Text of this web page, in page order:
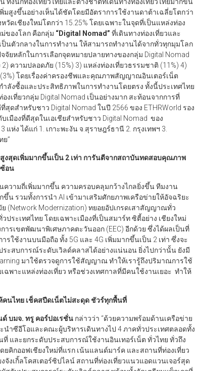
สูงขึ้นอย่างเห็นได้ชัดโดยมีอัตราการใช้งานดาต้าเฉลี่ยโตกว่า
วัดเชียงใหม่โตกว่า 15.25% โดยเฉพาะในจุดที่เป็นแหล่งท่อง
ของโลก คือกลุ่ม “Digital Nomad” ที่เดินทางท่องเที่ยวและ
นตัวกลางในการทำงาน ให้สามารถทำงานได้จากทั่วทุกมุมโลก
ยหลักในการเลือกจุดหมายปลายทางของกลุ่ม Digital Nomad
ความปลอดภัย (15%) 3) แหล่งท่องเที่ยวธรรมชาติ (11%) 4)
โดยเรื่องค่าครองชีพและคุณภาพสัญญาณอินเตอร์เน็ต
ลังซื้อและประสิทธิภาพในการทำงานโดยตรง ทั้งนี้ประเทศไทย
เที่ยวกลุ่ม Digital Nomad เป็นอย่างมาก สะท้อนจากการที่
สำหรับชาว Digital Nomad ในปี 2566 ของ ETHRWorld รอง
มืองที่ดีสุดในเอเชียสำหรับชาว Digital Nomad ของ
ห่ง ได้แก่ 1. เกาะพะงัน จ.สุราษฎร์ธานี 2. กรุงเทพฯ 3.
”
งสุดเพิ่มมากขึ้นเป็น 2 เท่า การันตีจากสถาบันทดสอบคุณภาพ
อน
วามถี่เพิ่มมากขึ้น ความครอบคลุมกว้างไกลยิ่งขึ้น ทีมงาน
รวมทั้งการนำ AI เข้ามาเสริมศักยภาพเครือข่ายให้อัจฉริยะ
(Network Modernization) ทยอยอัปเกรดเสาสัญญาณทั่ว
ระเทศไทย โดยเฉพาะเมืองที่เป็นสมาร์ท ซิตี้อย่าง เชียงใหม่
รเขตพัฒนาพิเศษภาคตะวันออก (EEC) อีกด้วย ซึ่งได้ผลเป็นที่
ช้งานบนมือถือ ทั้ง 5G และ 4G เพิ่มมากขึ้นเป็น 2 เท่า ซึ่งจะ
ระสบการณ์ระดับเวิลด์คลาสได้อย่างแน่นอน ยิ่งไปกว่านั้น ยังมี
มาใช้ตรวจดูการใช้สัญญาณ ทำให้เรารู้ถึงปริมาณการใช้
พาะแหล่งท่องเที่ยว หรือช่วงเทศกาลที่มีคนใช้งานเยอะ ทำให้
นไทย เช็คสปีดเน็ตไม่สะดุด ชัวร์ทุกพื้นที่
บมจ. ทรู คอร์ปอเรชั่น กล่าวว่า “ด้วยความพร้อมด้านเครือข่าย
นำซีอีโอและคณะผู้บริหารเดินทางไป 4 ภาคทั่วประเทศตลอดทั้ง
และยกระดับประสบการณ์ใช้งานอินเทอร์เน็ต ทั่วไทย ทั่วถึง
ยคิกออฟเชียงใหม่ที่แรก เน้นแลนด์มาร์ค และสถานที่ท่องเที่ยว
งเกิ้ลโคสเตอร์ซิปไลน์ สถานที่ท่องเที่ยวแนวแอดแวนเจอร์สุด